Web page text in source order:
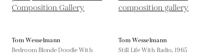
Tom Wesselmann
Bedroom Blonde Doodle With
Tom Wesselmann
Still Life With Radio,1965